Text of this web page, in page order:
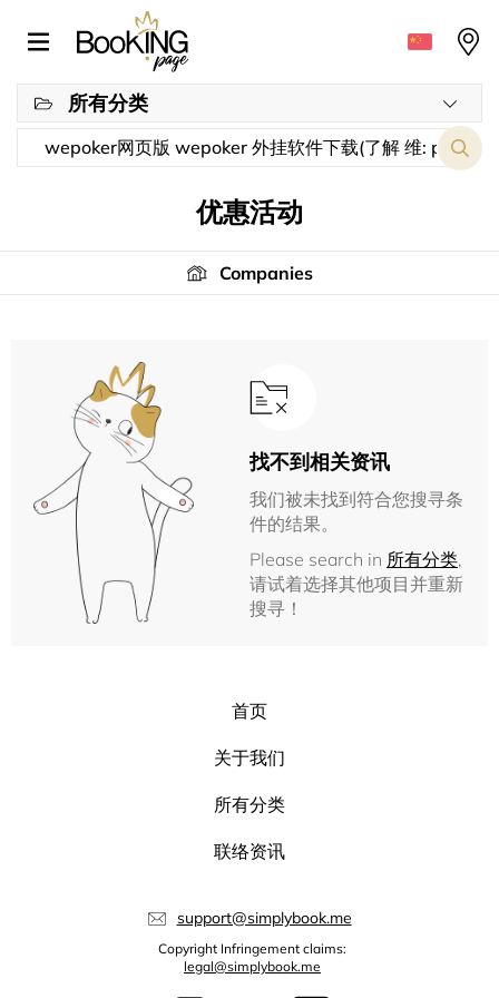
所有分类
优惠活动
Companies
找不到相关资讯
我们被未找到符合您搜寻条
件的结果。
Please search in 所有分类,
请试着选择其他项目并重新
搜寻！
首页
关于我们
所有分类
联络资讯
support@simplybook.me
Copyright Infringement claims:
legal@simplybook.me